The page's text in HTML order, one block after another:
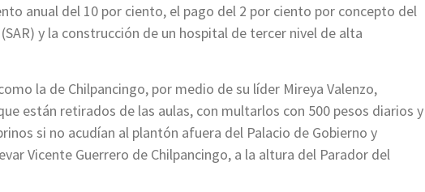
anual del 10 por ciento, el pago del 2 por ciento por concepto del
y la construcción de un hospital de tercer nivel de alta
la de Chilpancingo, por medio de su líder Mireya Valenzo,
están retirados de las aulas, con multarlos con 500 pesos diarios y
si no acudían al plantón afuera del Palacio de Gobierno y
Vicente Guerrero de Chilpancingo, a la altura del Parador del